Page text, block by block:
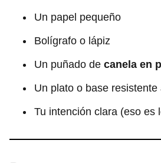
Un papel pequeño
Bolígrafo o lápiz
Un puñado de canela en
Un plato o base resistente
Tu intención clara (eso es